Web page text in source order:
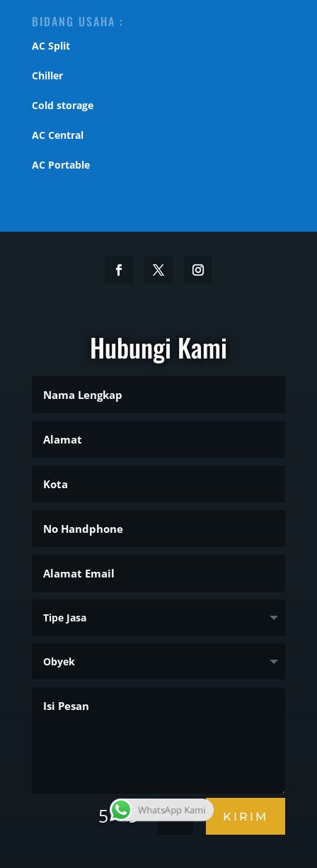
BIDANG USAHA :
AC Split
Chiller
Cold storage
AC Central
AC Portable
Hubungi Kami
5 + 9= KIRIM
WhatsApp Kami